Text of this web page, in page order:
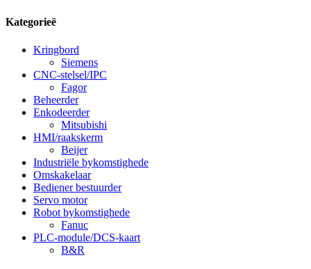
Kategorieë
Kringbord
Siemens
CNC-stelsel/IPC
Fagor
Beheerder
Enkodeerder
Mitsubishi
HMI/raakskerm
Beijer
Industriële bykomstighede
Omskakelaar
Bediener bestuurder
Servo motor
Robot bykomstighede
Fanuc
PLC-module/DCS-kaart
B&R